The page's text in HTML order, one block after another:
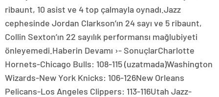
ribaunt, 10 asist ve 4 top çalmayla oynadı.Jazz
cephesinde Jordan Clarkson’ın 24 sayı ve 5 ribaunt,
Collin Sexton’ın 22 sayılık performansı mağlubiyeti
önleyemedi.Haberin Devamı ›- SonuçlarCharlotte
Hornets-Chicago Bulls: 108-115 (uzatmada)Washington
Wizards-New York Knicks: 106-126New Orleans
Pelicans-Los Angeles Clippers: 113-116Utah Jazz-